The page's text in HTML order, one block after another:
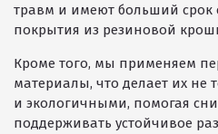
травм и имеют больший срок
покрытия из резиновой
Кроме того, мы применяем
материалы, что делает их
и экологичными, помогая
поддерживать устойчивое